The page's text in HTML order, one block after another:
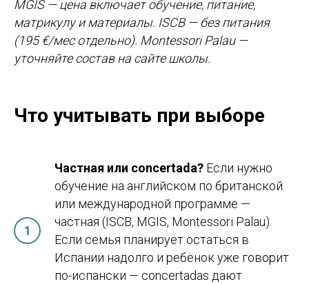
MGIS — цена включает обучение, питание,
матрикулу и материалы. ISCB — без питания
(195 €/мес отдельно). Montessori Palau —
уточняйте состав на сайте школы.
Что учитывать при выборе
Частная или concertada? Если нужно
обучение на английском по британской
или международной программе —
частная (ISCB, MGIS, Montessori Palau).
Если семья планирует остаться в
Испании надолго и ребёнок уже говорит
по-испански — concertadas дают
Обучение
Программы
Школы
Бизнес-школы
Языковые академии
Среднее образование
Высшее образование
Летние программы